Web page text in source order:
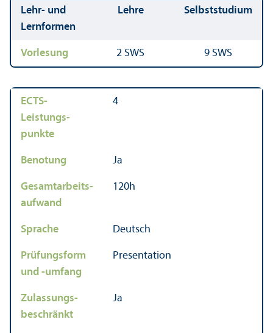
Lehr- und
Lernformen
Lehre Selbststudium
Vorlesung 2 SWS 9 SWS
ECTS-
Leistungs­
punkte
4
Benotung Ja
Gesamtarbeits­
aufwand
120h
Sprache Deutsch
Prüfungs­form
und -umfang
Presentation
Zulassungs­
beschränkt
Ja